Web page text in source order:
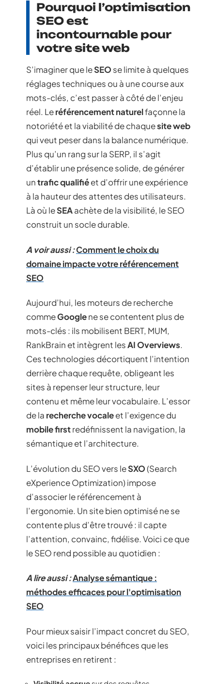
Pourquoi l’optimisation
SEO est
incontournable pour
votre site web
S’imaginer que leSEO se limite à quelques
réglages techniques ou à une course aux
mots-clés, c’est passer à côté de l’enjeu
réel. Leréférencement naturelfaçonne la
notoriété et la viabilité de chaquesite web
qui veut peser dans la balance numérique.
Plus qu’un rang sur la SERP, il s’agit
d’établir une présence solide, de générer
untrafic qualifiéet d’offrir une expérience
à la hauteur des attentes des utilisateurs.
Là où leSEAachète de la visibilité, le SEO
construit un socle durable.
A voir aussi :Comment le choix du
domaine impacte votre référencement
SEO
Aujourd’hui, les moteurs de recherche
commeGooglene se contentent plus de
mots-clés : ils mobilisent BERT, MUM,
RankBrain et intègrent lesAI Overviews.
Ces technologies décortiquent l’intention
derrière chaque requête, obligeant les
sites à repenser leur structure, leur
contenu et même leur vocabulaire. L’essor
de la recherche vocaleet l’exigence du
mobile firstredéfinissent la navigation, la
sémantique et l’architecture.
L’évolution du SEO vers leSXO(Search
eXperience Optimization) impose
d’associer le référencement à
l’ergonomie. Un site bien optimisé ne se
contente plus d’être trouvé : il capte
l’attention, convainc, fidélise. Voici ce que
le SEO rend possible au quotidien :
A lire aussi :Analyse sémantique :
méthodes efficaces pour l'optimisation
SEO
Pour mieux saisir l’impact concret du SEO,
voici les principaux bénéfices que les
entreprises en retirent :